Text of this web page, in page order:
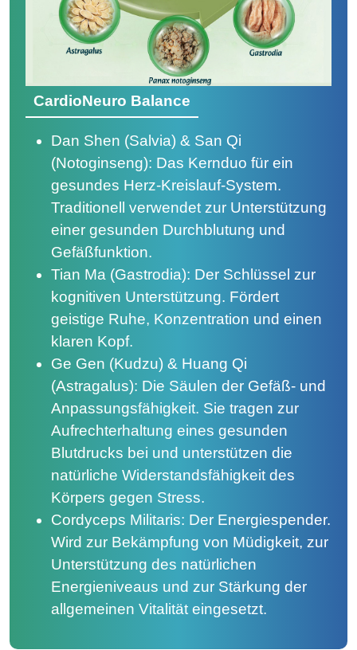
CardioNeuro Balance
Dan Shen (Salvia) & San Qi
(Notoginseng): Das Kernduo für ein
gesundes Herz-Kreislauf-System.
Traditionell verwendet zur Unterstützung
einer gesunden Durchblutung und
Gefäßfunktion.
Tian Ma (Gastrodia): Der Schlüssel zur
kognitiven Unterstützung. Fördert
geistige Ruhe, Konzentration und einen
klaren Kopf.
Ge Gen (Kudzu) & Huang Qi
(Astragalus): Die Säulen der Gefäß- und
Anpassungsfähigkeit. Sie tragen zur
Aufrechterhaltung eines gesunden
Blutdrucks bei und unterstützen die
natürliche Widerstandsfähigkeit des
Körpers gegen Stress.
Cordyceps Militaris: Der Energiespender.
Wird zur Bekämpfung von Müdigkeit, zur
Unterstützung des natürlichen
Energieniveaus und zur Stärkung der
allgemeinen Vitalität eingesetzt.